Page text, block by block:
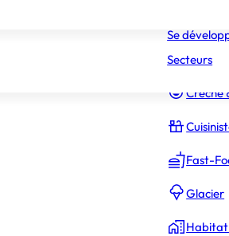
Crèche
Fast-
Glacier
Se
Secteurs